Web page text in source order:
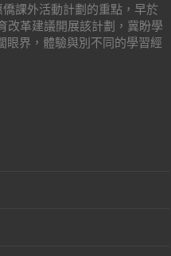
僑課外活動計劃的重點，早於
改革建議開展該計劃，冀盼學
眼界，體驗與別不同的學習經